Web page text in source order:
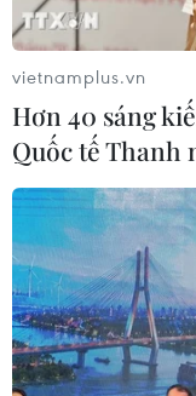
vietnamplus.vn
Hơn 40 sáng
Quốc tế Thanh